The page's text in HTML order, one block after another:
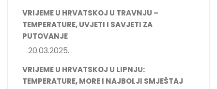
VRIJEME U HRVATSKOJ U TRAVNJU –
TEMPERATURE, UVJETI I SAVJETI ZA
PUTOVANJE
20.03.2025.
VRIJEME U HRVATSKOJ U LIPNJU:
TEMPERATURE, MORE I NAJBOLJI SMJEŠTAJ